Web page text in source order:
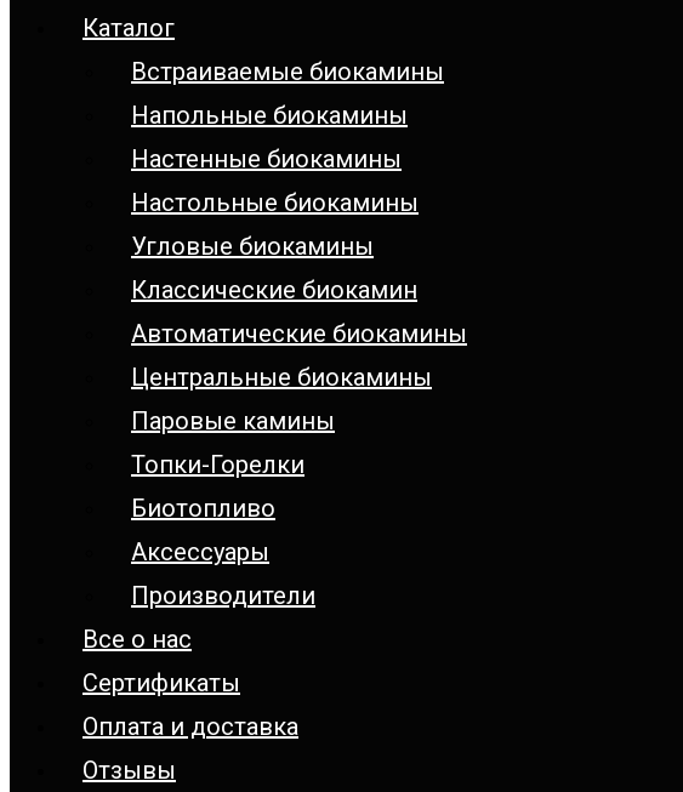
Каталог
Встраиваемые биокамины
Напольные биокамины
Настенные биокамины
Настoльные биокамины
Угловые биокамины
Классические биокамин
Автоматические биокамины
Центральные биокамины
Паровые камины
Топки-Горелки
Биотопливо
Аксессуары
Производители
Все о нас
Сертификаты
Оплата и доставка
Отзывы